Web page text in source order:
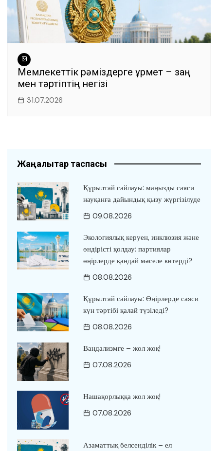
Мемлекеттік рәміздерге құрмет – заң
мен тәртіптің негізі
31.07.2026
Жаңалықтар таспасы
Құрылтай сайлауы: маңызды саяси
науқанға дайындық қызу жүргізілуде
09.08.2026
Экологиялық керуен, инклюзия және
өндірісті қолдау: партиялар
өңірлерде қандай мәселе көтерді?
08.08.2026
Құрылтай сайлауы: Өңірлерде саяси
күн тәртібі қалай түзіледі?
08.08.2026
Вандализмге – жол жоқ!
07.08.2026
Нашақорлыққа жол жоқ!
07.08.2026
Азаматтық белсенділік – ел